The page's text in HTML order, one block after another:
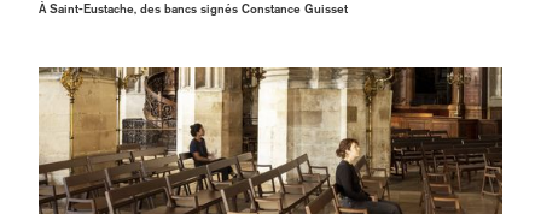
À Saint-Eustache, des bancs signés Constance Guisset